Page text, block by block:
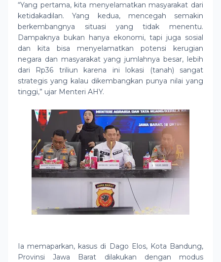
“Yang pertama, kita menyelamatkan masyarakat dari
ketidakadilan. Yang kedua, mencegah semakin
berkembangnya situasi yang tidak menentu.
Dampaknya bukan hanya ekonomi, tapi juga sosial
dan kita bisa menyelamatkan potensi kerugian
negara dan masyarakat yang jumlahnya besar, lebih
dari Rp36 triliun karena ini lokasi (tanah) sangat
strategis yang kalau dikembangkan punya nilai yang
tinggi,” ujar Menteri AHY.
Ia memaparkan, kasus di Dago Elos, Kota Bandung,
Provinsi Jawa Barat dilakukan dengan modus